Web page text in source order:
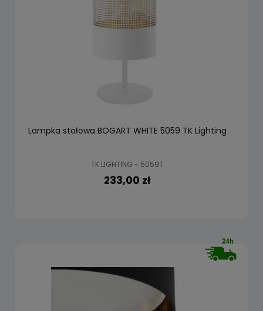
Lampka stołowa BOGART WHITE 5059 TK Lighting
TK LIGHTING - 5059T
233,00 zł